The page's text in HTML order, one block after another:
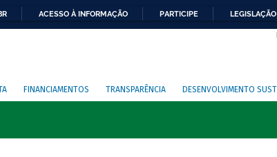
ACESSO À INFORMAÇÃO PARTICIPE LEGISLAÇÃO
FINANCIAMENTOS TRANSPARÊNCIA DESENVOLVIMENTO